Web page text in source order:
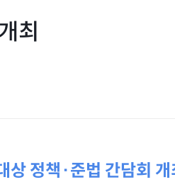
최
상 정책·준법 간담회 개